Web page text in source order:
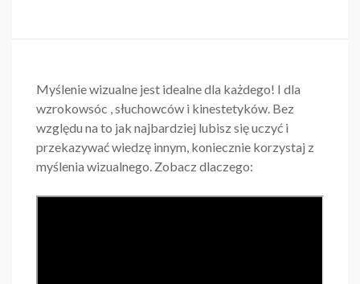
Myślenie wizualne jest idealne dla każdego! I dla
wzrokowsóc , słuchowców i kinestetyków. Bez
względu na to jak najbardziej lubisz się uczyć i
przekazywać wiedzę innym, koniecznie korzystaj z
myślenia wizualnego. Zobacz dlaczego: